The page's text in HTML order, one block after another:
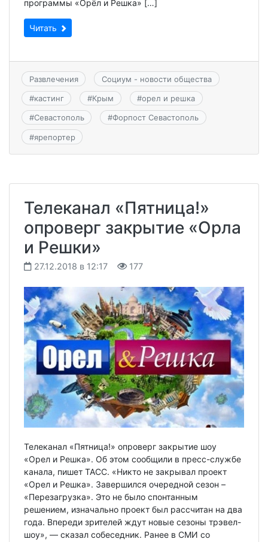
программы «Орёл и Решка» […]
Читать
Развлечения Социум - новости общества
#кастинг #Крым #орел и решка
#Севастополь #Форпост Севастополь
#ярепортер
Телеканал «Пятница!»
опроверг закрытие «Орла
и Решки»
27.12.2018 в 12:17 177
Телеканал «Пятница!» опроверг закрытие шоу
«Орел и Решка». Об этом сообщили в пресс-службе
канала, пишет ТАСС. «Никто не закрывал проект
«Орел и Решка». Завершился очередной сезон –
«Перезагрузка». Это не было спонтанным
решением, изначально проект был рассчитан на два
года. Впереди зрителей ждут новые сезоны трэвел-
шоу», — сказал собеседник. Ранее в СМИ со